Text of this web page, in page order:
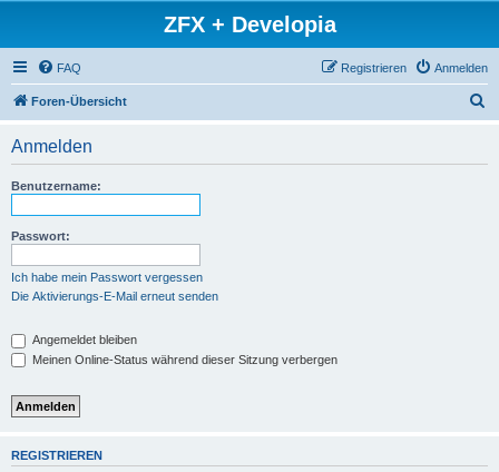
ZFX + Developia
FAQ Anmelden
Registrieren
Foren-Übersicht
Anmelden
Benutzername:
Passwort:
Ich habe mein Passwort vergessen
Die Aktivierungs-E-Mail erneut senden
Angemeldet bleiben
Meinen Online-Status während dieser Sitzung verbergen
REGISTRIEREN